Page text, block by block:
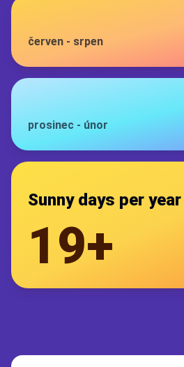
červen - srpen
prosinec - únor
Sunny days per year
19+